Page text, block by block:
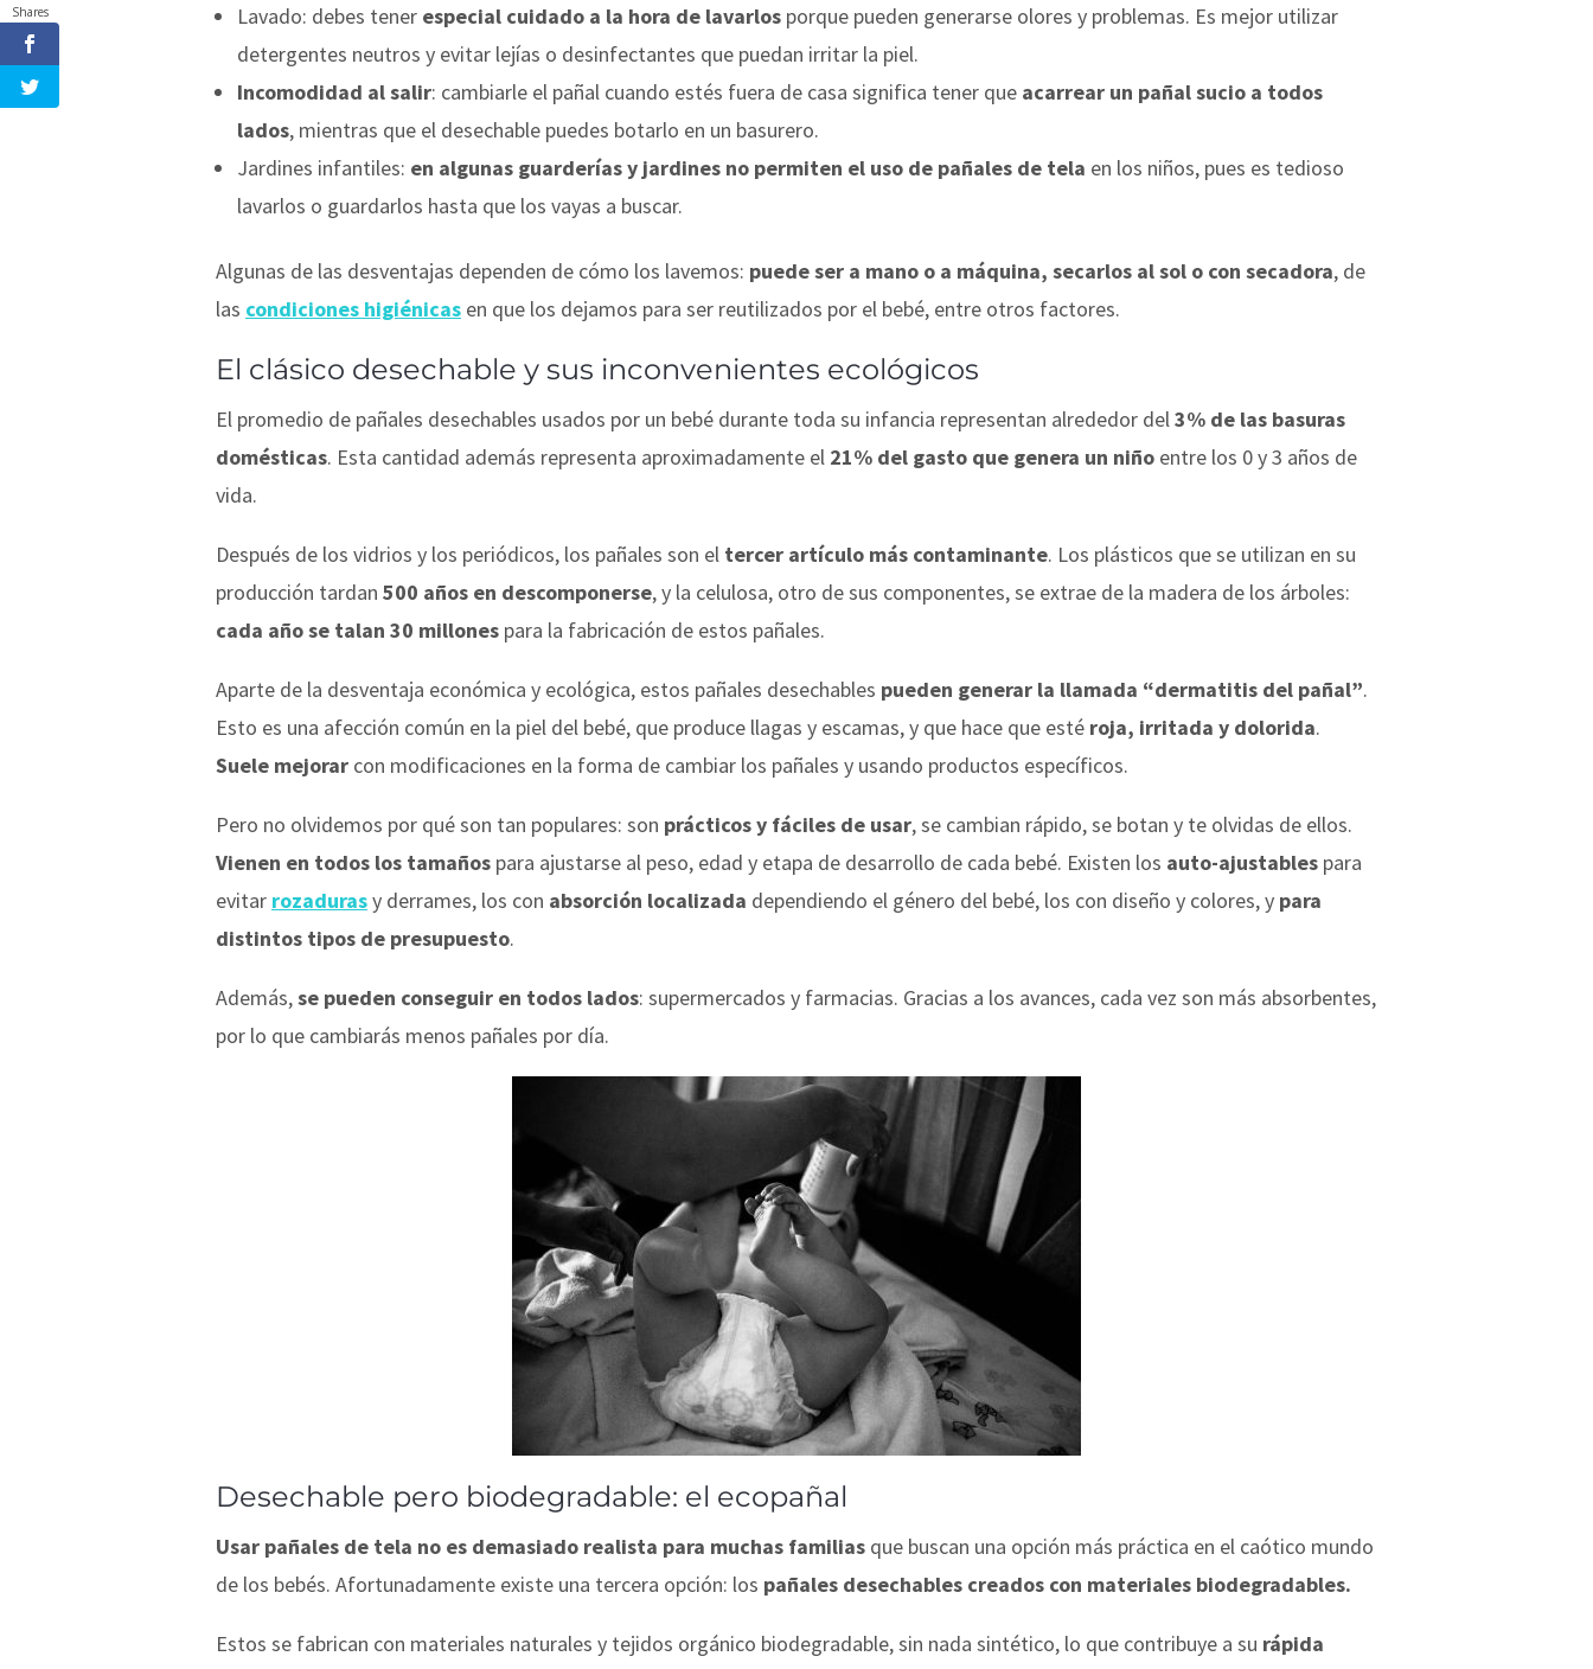
Lavado: debes tener especial cuidado a la hora de lavarlos porque pueden generarse olores y problemas. Es mejor utilizar
detergentes neutros y evitar lejías o desinfectantes que puedan irritar la piel.
Incomodidad al salir: cambiarle el pañal cuando estés fuera de casa significa tener que acarrear un pañal sucio a todos
lados, mientras que el desechable puedes botarlo en un basurero.
Jardines infantiles: en algunas guarderías y jardines no permiten el uso de pañales de tela en los niños, pues es tedioso
lavarlos o guardarlos hasta que los vayas a buscar.
Algunas de las desventajas dependen de cómo los lavemos: puede ser a mano o a máquina, secarlos al sol o con secadora, de
las condiciones higiénicas en que los dejamos para ser reutilizados por el bebé, entre otros factores.
El clásico desechable y sus inconvenientes ecológicos
El promedio de pañales desechables usados por un bebé durante toda su infancia representan alrededor del3% de las basuras
domésticas. Esta cantidad además representa aproximadamente el 21% del gasto que genera un niño entre los 0 y 3 años de
vida.
Después de los vidrios y los periódicos, los pañales son el tercer artículo más contaminante. Los plásticos que se utilizan en su
producción tardan 500 años en descomponerse, y la celulosa, otro de sus componentes, se extrae de la madera de los árboles:
cada año se talan 30 millones para la fabricación de estos pañales.
Aparte de la desventaja económica y ecológica, estos pañales desechables pueden generar la llamada “dermatitis del pañal”.
Esto es una afección común en la piel del bebé, que produce llagas y escamas, y que hace que esté roja, irritada y dolorida.
Suele mejorar con modificaciones en la forma de cambiar los pañales y usando productos específicos.
Pero no olvidemos por qué son tan populares: son prácticos y fáciles de usar, se cambian rápido, se botan y te olvidas de ellos.
Vienen en todos los tamaños para ajustarse al peso, edad y etapa de desarrollo de cada bebé. Existen los auto-ajustables para
evitar rozadurasy derrames, los con absorción localizada dependiendo el género del bebé, los con diseño y colores, y para
distintos tipos de presupuesto.
Además,se pueden conseguir en todos lados: supermercados y farmacias. Gracias a los avances, cada vez son más absorbentes,
por lo que cambiarás menos pañales por día.
Desechable pero biodegradable: el ecopañal
Usar pañales de tela no es demasiado realista para muchas familias que buscan una opción más práctica en el caótico mundo
de los bebés. Afortunadamente existe una tercera opción: los pañales desechables creados con materiales biodegradables.
Estos se fabrican con materiales naturales y tejidos orgánico biodegradable, sin nada sintético, lo que contribuye a su rápida
Shares